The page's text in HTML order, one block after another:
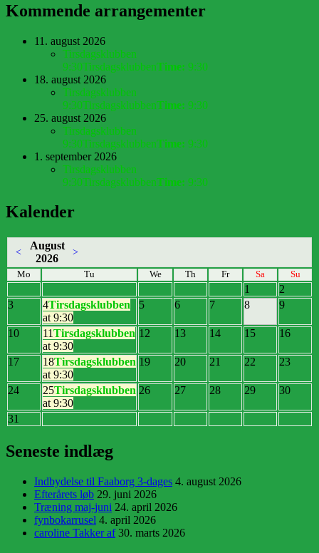
Kommende arrangementer
11. august 2026
Tirsdagsklubben
9:30TirsdagsklubbenTime: 9:30
18. august 2026
Tirsdagsklubben
9:30TirsdagsklubbenTime: 9:30
25. august 2026
Tirsdagsklubben
9:30TirsdagsklubbenTime: 9:30
1. september 2026
Tirsdagsklubben
9:30TirsdagsklubbenTime: 9:30
Kalender
<
August
2026
>
Mo Tu We Th Fr Sa Su
1
2
3
4Tirsdagsklubben
at 9:30
5 6 7 8 9
10 11Tirsdagsklubben
at 9:30
12 13 14 15 16
17 18Tirsdagsklubben
at 9:30
19 20 21 22 23
24 25Tirsdagsklubben
at 9:30
26 27 28 29 30
31
Seneste indlæg
Indbydelse til Faaborg 3-dages 4. august 2026
Efterårets løb 29. juni 2026
Træning maj-juni 24. april 2026
fynbokarrusel 4. april 2026
caroline Takker af 30. marts 2026